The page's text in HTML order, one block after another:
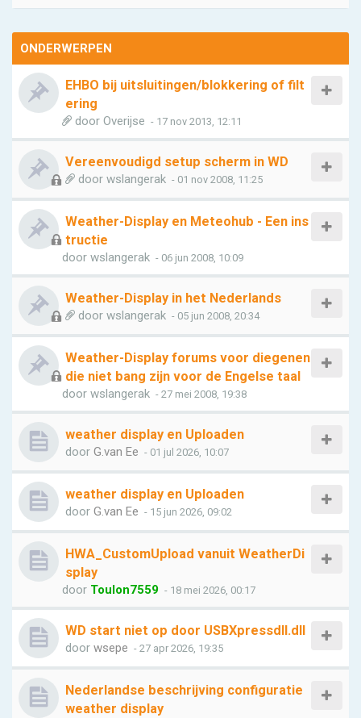
ONDERWERPEN
EHBO bij uitsluitingen/blokkering of filt
ering
door Overijse - 17 nov 2013, 12:11
Vereenvoudigd setup scherm in WD
door wslangerak - 01 nov 2008, 11:25
Weather-Display en Meteohub - Een ins
tructie
door wslangerak - 06 jun 2008, 10:09
Weather-Display in het Nederlands
door wslangerak - 05 jun 2008, 20:34
Weather-Display forums voor diegenen
die niet bang zijn voor de Engelse taal
door wslangerak - 27 mei 2008, 19:38
weather display en Uploaden
door G.van Ee - 01 jul 2026, 10:07
weather display en Uploaden
door G.van Ee - 15 jun 2026, 09:02
HWA_CustomUpload vanuit WeatherDi
splay
door Toulon7559 - 18 mei 2026, 00:17
WD start niet op door USBXpressdll.dll
door wsepe - 27 apr 2026, 19:35
Nederlandse beschrijving configuratie
weather display